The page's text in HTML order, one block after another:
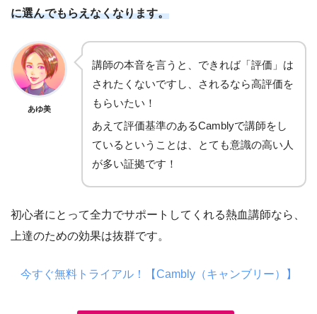
に選んでもらえなくなります。
あゆ美
講師の本音を言うと、できれば「評価」は
されたくないですし、されるなら高評価を
もらいたい！
あえて評価基準のあるCamblyで講師をし
ているということは、とても意識の高い人
が多い証拠です！
初心者にとって全力でサポートしてくれる熱血講師なら、
上達のための効果は抜群です。
今すぐ無料トライアル！【Cambly（キャンブリー）】